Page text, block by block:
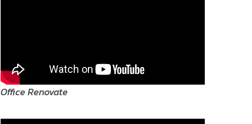
Office Renovate